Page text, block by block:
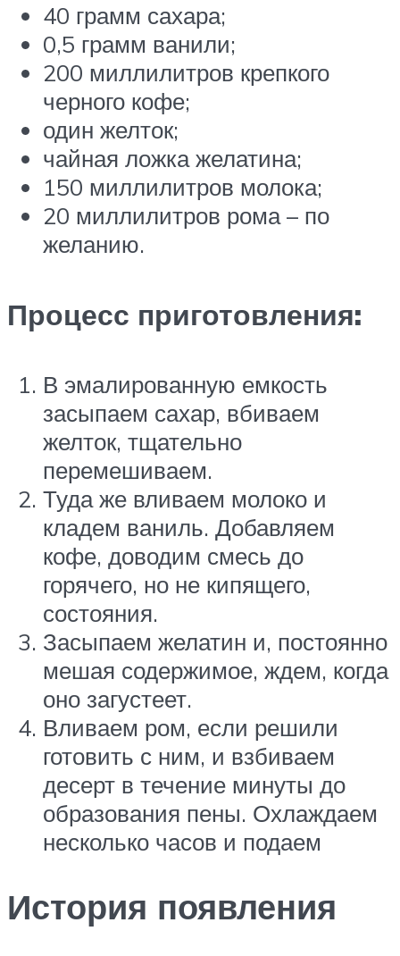
40 грамм сахара;
0,5 грамм ванили;
200 миллилитров крепкого
черного кофе;
один желток;
чайная ложка желатина;
150 миллилитров молока;
20 миллилитров рома – по
желанию.
Процесс приготовления:
В эмалированную емкость
засыпаем сахар, вбиваем
желток, тщательно
перемешиваем.
Туда же вливаем молоко и
кладем ваниль. Добавляем
кофе, доводим смесь до
горячего, но не кипящего,
состояния.
Засыпаем желатин и, постоянно
мешая содержимое, ждем, когда
оно загустеет.
Вливаем ром, если решили
готовить с ним, и взбиваем
десерт в течение минуты до
образования пены. Охлаждаем
несколько часов и подаем
История появления